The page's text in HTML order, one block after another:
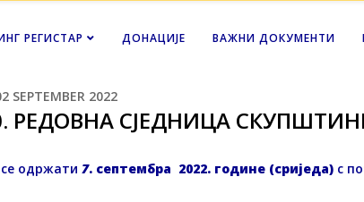
РЕГИСТАР ДОНАЦИЈЕ ВАЖНИ ДОКУМЕНТИ
SEPTEMBER 2022
РЕДОВНA СЈЕДНИЦA
одржати 7. септембра 2022. године (сриједа) с